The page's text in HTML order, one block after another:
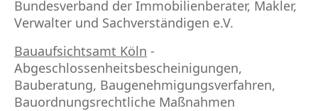
Bundesverband der Immobilienberater, Makler,
Verwalter und Sachverständigen e.V.
Bauaufsichtsamt Köln -
Abgeschlossenheitsbescheinigungen,
Bauberatung, Baugenehmigungsverfahren,
Bauordnungsrechtliche Maßnahmen